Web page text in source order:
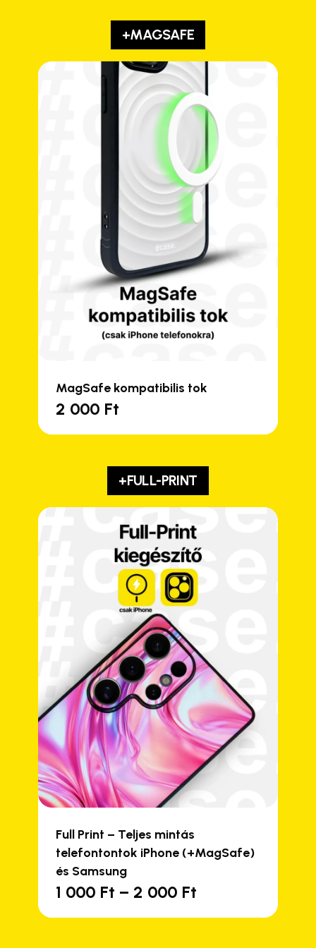
+MAGSAFE
MagSafe kompatibilis tok
2 000 Ft
+FULL-PRINT
Full Print – Teljes mintás
telefontontok iPhone (+MagSafe)
és Samsung
1 000 Ft – 2 000 FtÁrtartomány:
000 Ft
Ennek